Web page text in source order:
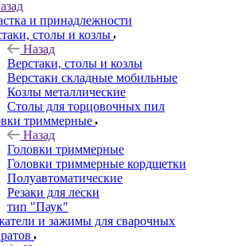
и принадлежности
столы и козлы
Назад
Верстаки, столы и козлы
Верстаки складные мобильные
Козлы металлические
Столы для торцовочных пил
триммерные
Назад
Головки триммерные
Головки триммерные кордщетки
Полуавтоматические
Резаки для лески
тип "Паук"
и зажимы для сварочных